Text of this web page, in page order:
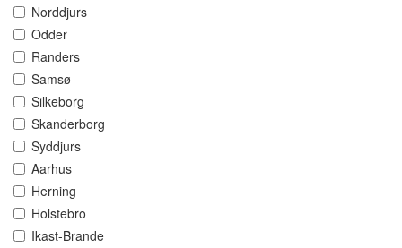
Norddjurs
Odder
Randers
Samsø
Silkeborg
Skanderborg
Syddjurs
Aarhus
Herning
Holstebro
Ikast-Brande